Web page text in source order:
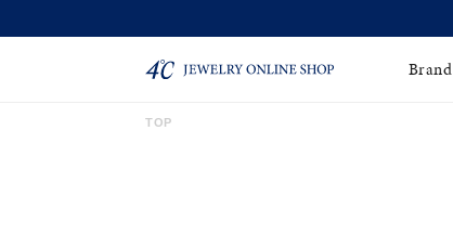
Brand
TOP